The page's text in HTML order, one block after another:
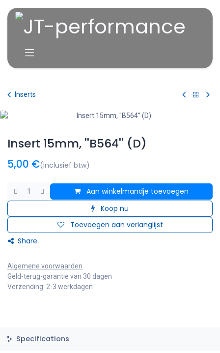
Inserts
Insert 15mm, ''B564'' (D)
5,00 €(Inclusief btw)
Aan winkelmandje toevoegen
Koop nu
Toevoegen aan verlanglijst
Share
Algemene voorwaarden
Geld-terug-garantie van 30 dagen
Verzending: 2-3 werkdagen
Specifications